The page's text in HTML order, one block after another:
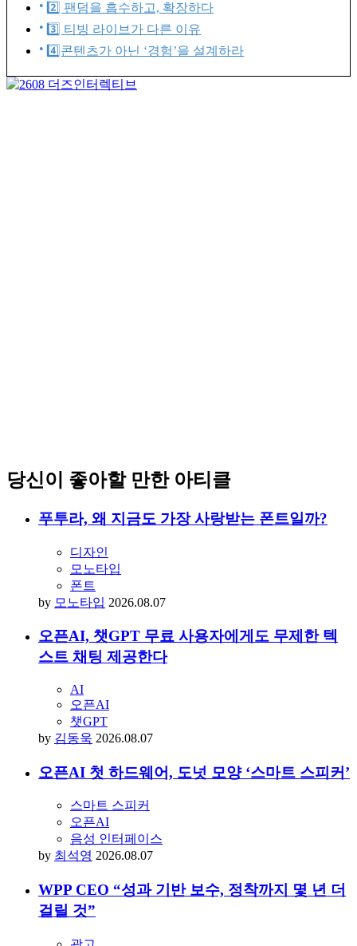
2️⃣ 팬덤을 흡수하고, 확장하다
3️⃣ 티빙 라이브가 다른 이유
4️⃣콘텐츠가 아닌 ‘경험’을 설계하라
당신이 좋아할 만한 아티클
푸투라, 왜 지금도 가장 사랑받는 폰트일까?
디자인
모노타입
폰트
by 모노타입 2026.08.07
오픈AI, 챗GPT 무료 사용자에게도 무제한 텍
스트 채팅 제공한다
AI
오픈AI
챗GPT
by 김동욱 2026.08.07
오픈AI 첫 하드웨어, 도넛 모양 ‘스마트 스피커’
스마트 스피커
오픈AI
음성 인터페이스
by 최석영 2026.08.07
WPP CEO “성과 기반 보수, 정착까지 몇 년 더
걸릴 것”